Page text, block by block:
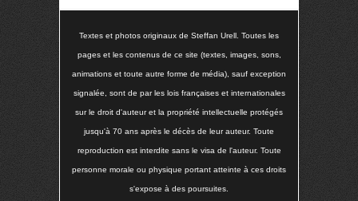
Textes et photos originaux de Steffan Urell. Toutes les
pages et les contenus de ce site (textes, images, sons,
animations et toute autre forme de média), sauf exception
signalée, sont de par les lois françaises et internationales
sur le droit d'auteur et la propriété intellectuelle protégés
jusqu'à 70 ans après le décès de leur auteur. Toute
reproduction est interdite sans le visa de l'auteur. Toute
personne morale ou physique portant atteinte à ces droits
s'expose à des poursuites.